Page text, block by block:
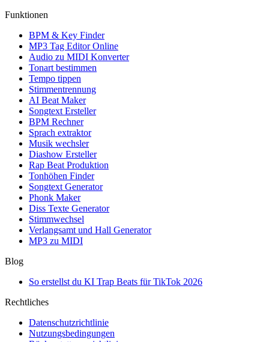
Funktionen
BPM & Key Finder
MP3 Tag Editor Online
Audio zu MIDI Konverter
Tonart bestimmen
Tempo tippen
Stimmentrennung
AI Beat Maker
Songtext Ersteller
BPM Rechner
Sprach extraktor
Musik wechsler
Diashow Ersteller
Rap Beat Produktion
Tonhöhen Finder
Songtext Generator
Phonk Maker
Diss Texte Generator
Stimmwechsel
Verlangsamt und Hall Generator
MP3 zu MIDI
Blog
So erstellst du KI Trap Beats für TikTok 2026
Rechtliches
Datenschutzrichtlinie
Nutzungsbedingungen